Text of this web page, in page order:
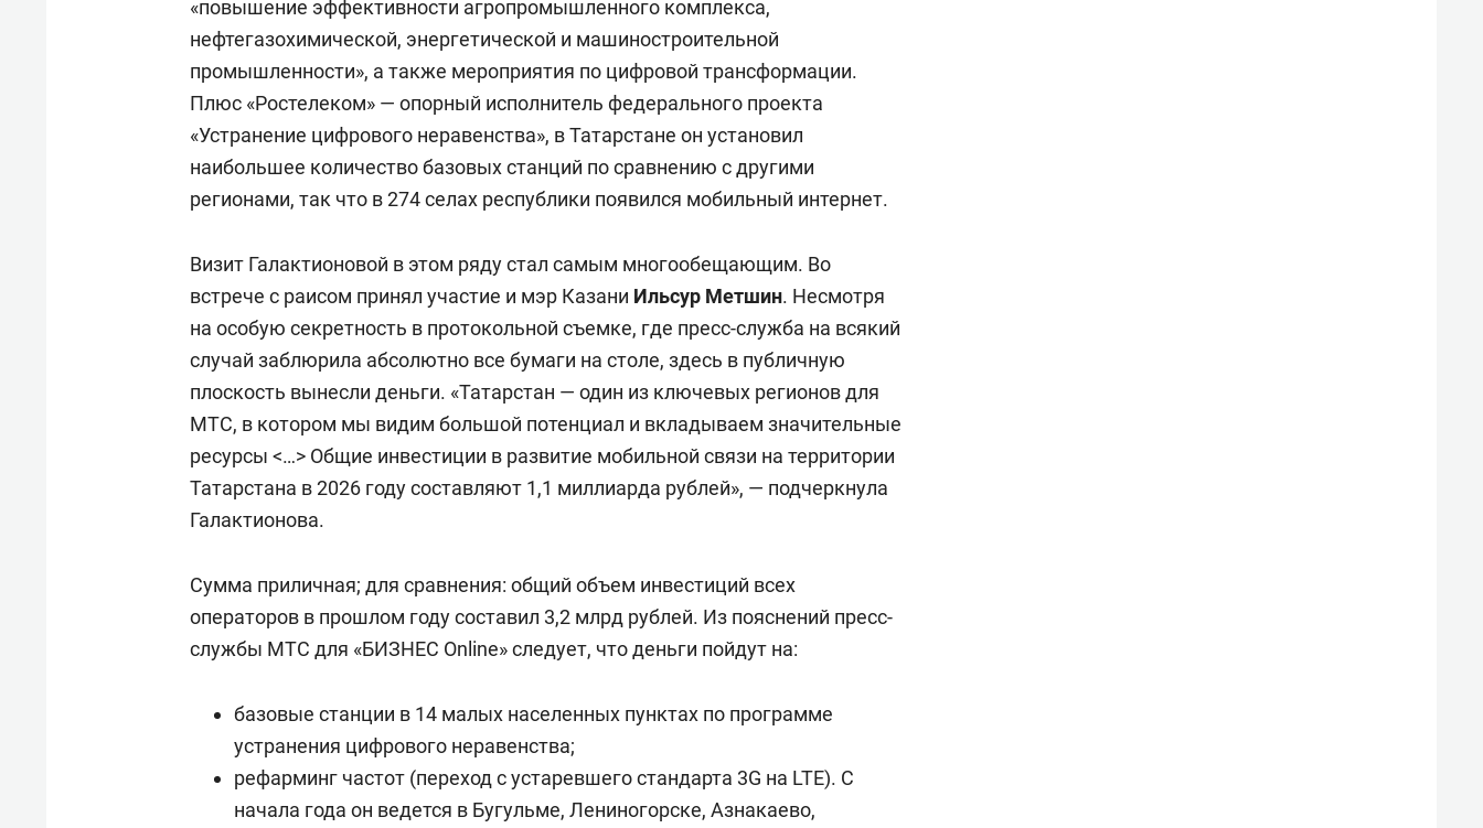
«повышение эффективности агропромышленного комплекса,
нефтегазохимической, энергетической и машиностроительной
промышленности», а также мероприятия по цифровой трансформации.
Плюс «Ростелеком» — опорный исполнитель федерального проекта
«Устранение цифрового неравенства», в Татарстане он установил
наибольшее количество базовых станций по сравнению с другими
регионами, так что в 274 селах республики появился мобильный интернет.
Визит Галактионовой в этом ряду стал самым многообещающим. Во
встрече с раисом принял участие и мэр Казани Ильсур Метшин. Несмотря
на особую секретность в протокольной съемке, где пресс-служба на всякий
случай заблюрила абсолютно все бумаги на столе, здесь в публичную
плоскость вынесли деньги. «Татарстан — один из ключевых регионов для
МТС, в котором мы видим большой потенциал и вкладываем значительные
ресурсы <…> Общие инвестиции в развитие мобильной связи на территории
Татарстана в 2026 году составляют 1,1 миллиарда рублей», — подчеркнула
Галактионова.
Сумма приличная; для сравнения: общий объем инвестиций всех
операторов в прошлом году составил 3,2 млрд рублей. Из пояснений пресс-
службы МТС для «БИЗНЕС Online» следует, что деньги пойдут на:
базовые станции в 14 малых населенных пунктах по программе
устранения цифрового неравенства;
рефарминг частот (переход с устаревшего стандарта 3G на LTE). С
начала года он ведется в Бугульме, Лениногорске, Азнакаево,